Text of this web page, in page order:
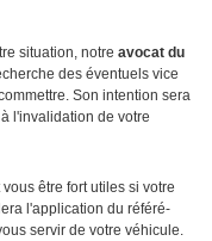
situation, notre avocat du
des éventuels vice
Son intention sera
l'invalidation de votre
être fort utiles si votre
l'application du référé-
servir de votre véhicule.